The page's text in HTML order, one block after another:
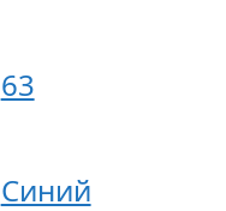
63
Синий